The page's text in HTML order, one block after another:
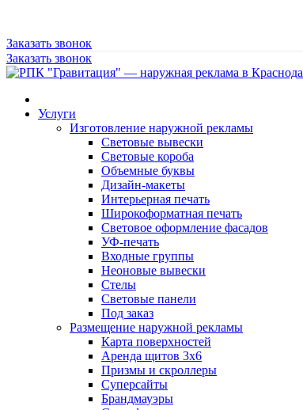
Заказать звонок
Заказать звонок
Услуги
Изготовление наружной рекламы
Световые вывески
Световые короба
Объемные буквы
Дизайн-макеты
Интерьерная печать
Широкоформатная печать
Световое оформление фасадов
УФ-печать
Входные группы
Неоновые вывески
Стелы
Световые панели
Под заказ
Размещение наружной рекламы
Карта поверхностей
Аренда щитов 3х6
Призмы и скроллеры
Суперсайты
Брандмауэры